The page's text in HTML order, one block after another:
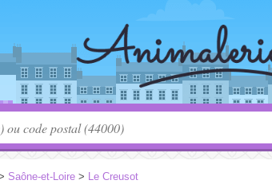
Saône-et-Loire > Le Creusot